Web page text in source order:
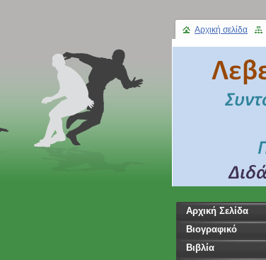
Αρχική Σελίδα
Βιογραφικό
Βιβλία
Αρχική σελίδα